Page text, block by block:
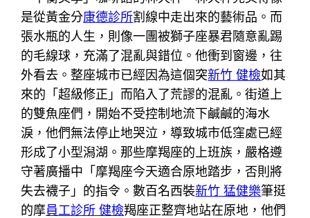
是從黃金分康德診所割線中走出來的藝術品。而
張水瓶的人生，則像一團被獅子座暴君隨意亂踢
的毛線球，充滿了混亂與錯位。他衝到窗邊，往
外看去。整座城市已經因為這個突新竹 健檢如其
來的「超級修正」而陷入了荒謬的混亂。街道上
的雙魚座們，開始不受控制地流下鹹鹹的海水
淚，他們無法停止地哭泣，導致城市低窪處已經
形成了小型潟湖。那些摩羯座的上班族，嚴格遵
守著廣播中「摩羯座今天適合原地踏步，否則將
失去襪子」的指令。數百名西裝新竹 猛健樂筆挺
的摩員工診所 健檢羯座正整齊地站在原地，他們